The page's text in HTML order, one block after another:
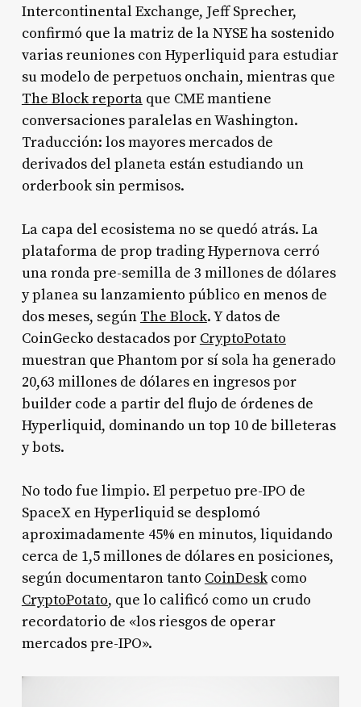
Intercontinental Exchange, Jeff Sprecher,
confirmó que la matriz de la NYSE ha sostenido
varias reuniones con Hyperliquid para estudiar
su modelo de perpetuos onchain, mientras que
The Block reportaque CME mantiene
conversaciones paralelas en Washington.
Traducción: los mayores mercados de
derivados del planeta están estudiando un
orderbook sin permisos.
La capa del ecosistema no se quedó atrás. La
plataforma de prop trading Hypernova cerró
una ronda pre-semilla de 3 millones de dólares
y planea su lanzamiento público en menos de
dos meses, según The Block. Y datos de
CoinGecko destacados por CryptoPotato
muestran que Phantom por sí sola ha generado
20,63 millones de dólares en ingresos por
builder code a partir del flujo de órdenes de
Hyperliquid, dominando un top 10 de billeteras
y bots.
No todo fue limpio. El perpetuo pre-IPO de
SpaceX en Hyperliquid se desplomó
aproximadamente 45% en minutos, liquidando
cerca de 1,5 millones de dólares en posiciones,
según documentaron tanto CoinDeskcomo
CryptoPotato, que lo calificó como un crudo
recordatorio de «los riesgos de operar
mercados pre-IPO».